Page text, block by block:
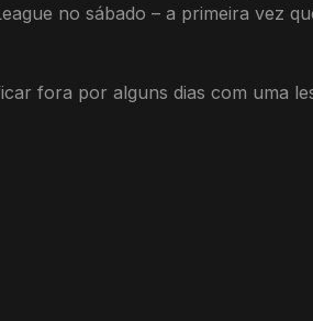
no sábado – a primeira vez
fora por alguns dias com uma